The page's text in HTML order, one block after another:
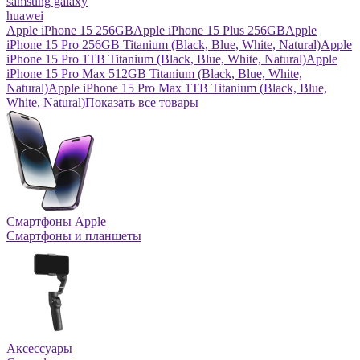
huawei
Apple iPhone 15 256GBApple iPhone 15 Plus 256GBApple
iPhone 15 Pro 256GB Titanium (Black, Blue, White, Natural)Apple
iPhone 15 Pro 1TB Titanium (Black, Blue, White, Natural)Apple
iPhone 15 Pro Max 512GB Titanium (Black, Blue, White,
Natural)Apple iPhone 15 Pro Max 1TB Titanium (Black, Blue,
White, Natural)Показать все товары
Смартфоны Apple
Смартфоны и планшеты
Аксессуары